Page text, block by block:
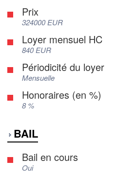
Prix
324000 EUR
Loyer mensuel HC
840 EUR
Périodicité du loyer
Mensuelle
Honoraires (en %)
8 %
BAIL
Bail en cours
Oui